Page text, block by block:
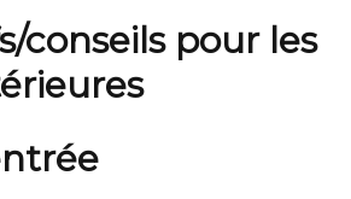
conseils pour les